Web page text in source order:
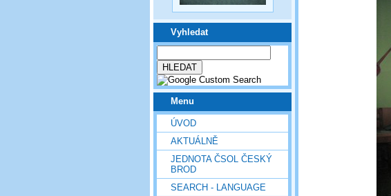
Vyhledat
Menu
ÚVOD
AKTUÁLNĚ
JEDNOTA ČSOL ČESKÝ
BROD
SEARCH - LANGUAGE